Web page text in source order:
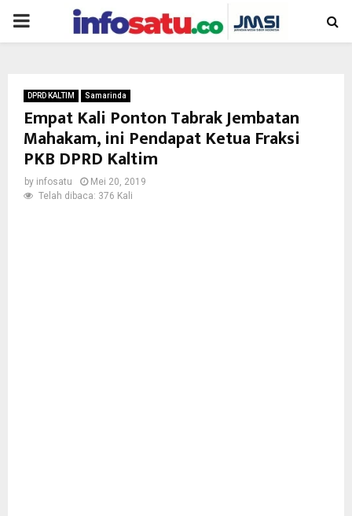
PRIMARY
DPRD KALTIM Samarinda
Empat Kali Ponton Tabrak Jembatan
Mahakam, ini Pendapat Ketua Fraksi
PKB DPRD Kaltim
by infosatu
Mei 20, 2019
Telah dibaca: 376 Kali